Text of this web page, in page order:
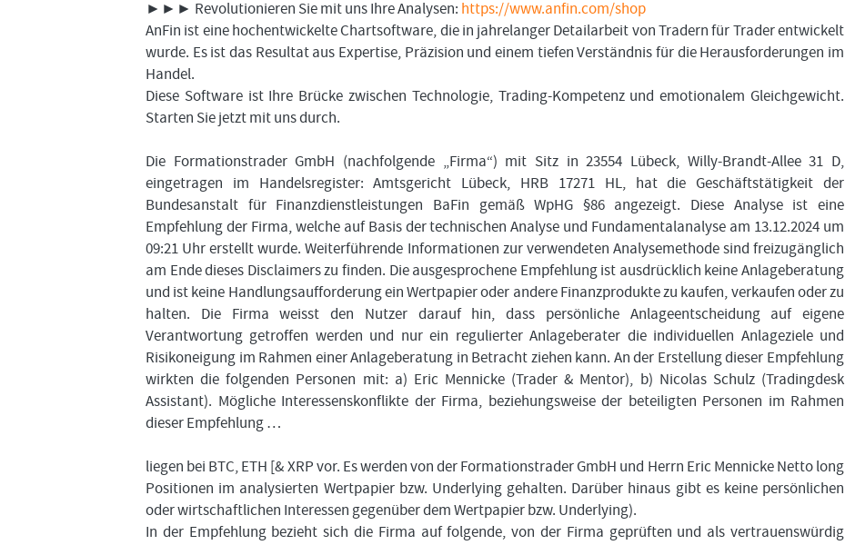
►►► Revolutionieren Sie mit uns Ihre Analysen: https://www.anfin.com/shop
AnFin ist eine hochentwickelte Chartsoftware, die in jahrelanger Detailarbeit von Tradern für Trader entwickelt
wurde. Es ist das Resultat aus Expertise, Präzision und einem tiefen Verständnis für die Herausforderungen im
Handel.
Diese Software ist Ihre Brücke zwischen Technologie, Trading-Kompetenz und emotionalem Gleichgewicht.
Starten Sie jetzt mit uns durch.
Die Formationstrader GmbH (nachfolgende „Firma“) mit Sitz in 23554 Lübeck, Willy-Brandt-Allee 31 D,
eingetragen im Handelsregister: Amtsgericht Lübeck, HRB 17271 HL, hat die Geschäftstätigkeit der
Bundesanstalt für Finanzdienstleistungen BaFin gemäß WpHG §86 angezeigt. Diese Analyse ist eine
Empfehlung der Firma, welche auf Basis der technischen Analyse und Fundamentalanalyse am 13.12.2024 um
09:21 Uhr erstellt wurde. Weiterführende Informationen zur verwendeten Analysemethode sind freizugänglich
am Ende dieses Disclaimers zu finden. Die ausgesprochene Empfehlung ist ausdrücklich keine Anlageberatung
und ist keine Handlungsaufforderung ein Wertpapier oder andere Finanzprodukte zu kaufen, verkaufen oder zu
halten. Die Firma weisst den Nutzer darauf hin, dass persönliche Anlageentscheidung auf eigene
Verantwortung getroffen werden und nur ein regulierter Anlageberater die individuellen Anlageziele und
Risikoneigung im Rahmen einer Anlageberatung in Betracht ziehen kann. An der Erstellung dieser Empfehlung
wirkten die folgenden Personen mit: a) Eric Mennicke (Trader & Mentor), b) Nicolas Schulz (Tradingdesk
Assistant). Mögliche Interessenskonflikte der Firma, beziehungsweise der beteiligten Personen im Rahmen
dieser Empfehlung …
liegen bei BTC, ETH [& XRP vor. Es werden von der Formationstrader GmbH und Herrn Eric Mennicke Netto long
Positionen im analysierten Wertpapier bzw. Underlying gehalten. Darüber hinaus gibt es keine persönlichen
oder wirtschaftlichen Interessen gegenüber dem Wertpapier bzw. Underlying).
In der Empfehlung bezieht sich die Firma auf folgende, von der Firma geprüften und als vertrauenswürdig